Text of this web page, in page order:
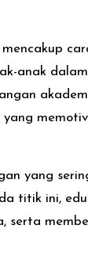
anak
yang
titik ini,
serta